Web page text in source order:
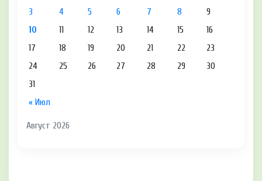
Август 2026
« Июл
3
4 5 6 7 8
9
10
11 12 13 14 15
16
17
18 19 20 21 22
23
24
25 26 27 28 29
30
31